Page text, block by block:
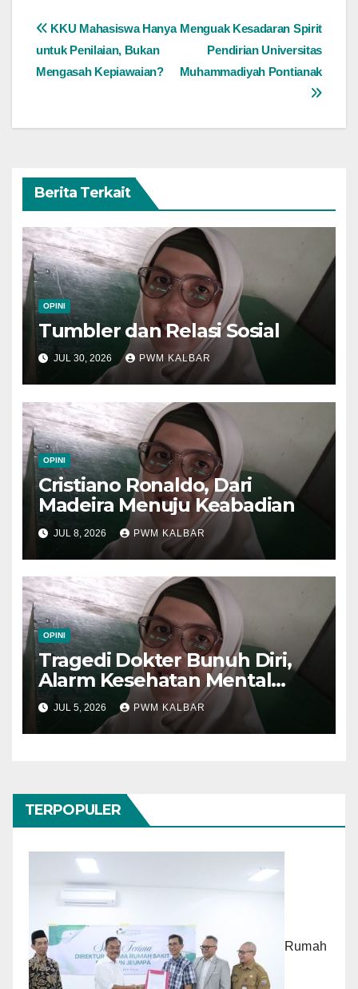
Navigasi
pos
Menguak Kesadaran Spirit
Pendirian Universitas
Muhammadiyah Pontianak
KKU Mahasiswa Hanya
untuk Penilaian, Bukan
Mengasah Kepiawaian?
Berita Terkait
OPINI
Tumbler dan Relasi Sosial
JUL 30, 2026 PWM KALBAR
OPINI
Cristiano Ronaldo, Dari
Madeira Menuju Keabadian
JUL 8, 2026 PWM KALBAR
OPINI
Tragedi Dokter Bunuh Diri,
Alarm Kesehatan Mental
Tenaga Medis
JUL 5, 2026 PWM KALBAR
TERPOPULER
Rumah